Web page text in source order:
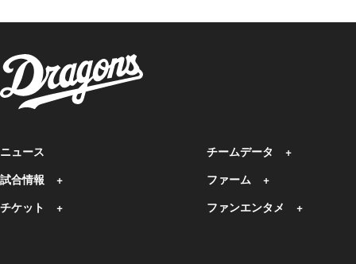
ニュース
試合情報
チケット
チームデータ
ファーム
ファンエンタメ